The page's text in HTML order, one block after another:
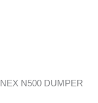
NEX N500 DUMPER